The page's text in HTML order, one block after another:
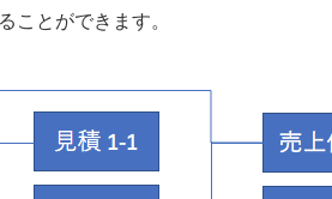
ことができます。